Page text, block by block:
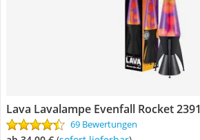
Lava Lavalampe Evenfall Rocket 2391
69 Bewertungen